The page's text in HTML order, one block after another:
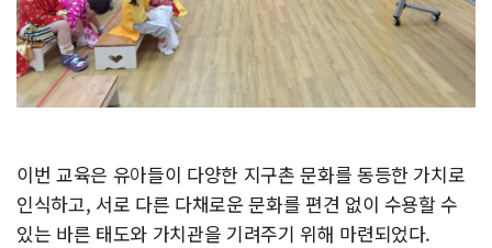
이번 교육은 유아들이 다양한 지구촌 문화를 동등한 가치로
인식하고, 서로 다른 다채로운 문화를 편견 없이 수용할 수
있는 바른 태도와 가치관을 기려주기 위해 마련되었다.